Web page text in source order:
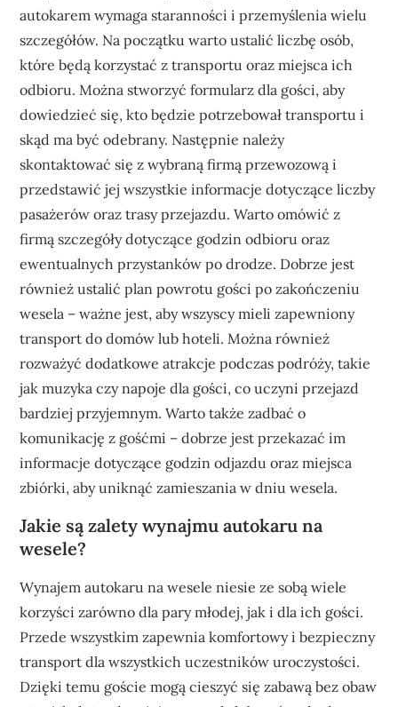
autokarem wymaga staranności i przemyślenia wielu
szczegółów. Na początku warto ustalić liczbę osób,
które będą korzystać z transportu oraz miejsca ich
odbioru. Można stworzyć formularz dla gości, aby
dowiedzieć się, kto będzie potrzebował transportu i
skąd ma być odebrany. Następnie należy
skontaktować się z wybraną firmą przewozową i
przedstawić jej wszystkie informacje dotyczące liczby
pasażerów oraz trasy przejazdu. Warto omówić z
firmą szczegóły dotyczące godzin odbioru oraz
ewentualnych przystanków po drodze. Dobrze jest
również ustalić plan powrotu gości po zakończeniu
wesela – ważne jest, aby wszyscy mieli zapewniony
transport do domów lub hoteli. Można również
rozważyć dodatkowe atrakcje podczas podróży, takie
jak muzyka czy napoje dla gości, co uczyni przejazd
bardziej przyjemnym. Warto także zadbać o
komunikację z gośćmi – dobrze jest przekazać im
informacje dotyczące godzin odjazdu oraz miejsca
zbiórki, aby uniknąć zamieszania w dniu wesela.
Jakie są zalety wynajmu autokaru na
wesele?
Wynajem autokaru na wesele niesie ze sobą wiele
korzyści zarówno dla pary młodej, jak i dla ich gości.
Przede wszystkim zapewnia komfortowy i bezpieczny
transport dla wszystkich uczestników uroczystości.
Dzięki temu goście mogą cieszyć się zabawą bez obaw